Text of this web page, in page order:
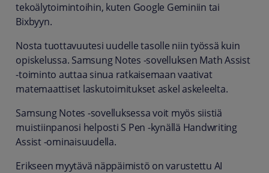
tekoälytoimintoihin, kuten Google Geminiin tai
Bixbyyn.
Nosta tuottavuutesi uudelle tasolle niin työssä kuin
opiskelussa. Samsung Notes -sovelluksen Math Assist
-toiminto auttaa sinua ratkaisemaan vaativat
matemaattiset laskutoimitukset askel askeleelta.
Samsung Notes -sovelluksessa voit myös siistiä
muistiinpanosi helposti S Pen -kynällä Handwriting
Assist -ominaisuudella.
Erikseen myytävä näppäimistö on varustettu AI